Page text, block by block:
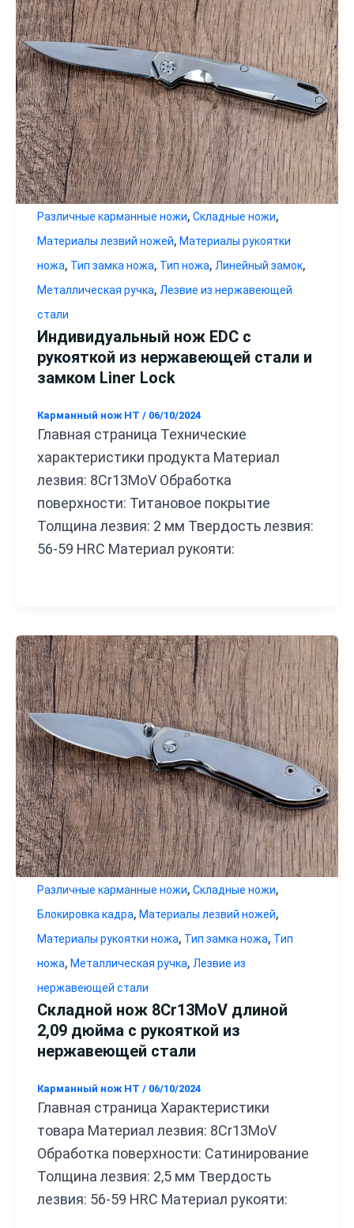
Различные карманные ножи, Складные ножи,
Материалы лезвий ножей, Материалы рукоятки
ножа, Тип замка ножа, Тип ножа, Линейный замок,
Металлическая ручка, Лезвие из нержавеющей
стали
Индивидуальный нож EDC с
рукояткой из нержавеющей стали и
замком Liner Lock
Карманный нож HT / 06/10/2024
Главная страница Технические
характеристики продукта Материал
лезвия: 8Cr13MoV Обработка
поверхности: Титановое покрытие
Толщина лезвия: 2 мм Твердость лезвия:
56-59 HRC Материал рукояти:
Различные карманные ножи, Складные ножи,
Блокировка кадра, Материалы лезвий ножей,
Материалы рукоятки ножа, Тип замка ножа, Тип
ножа, Металлическая ручка, Лезвие из
нержавеющей стали
Складной нож 8Cr13MoV длиной
2,09 дюйма с рукояткой из
нержавеющей стали
Карманный нож HT / 06/10/2024
Главная страница Характеристики
товара Материал лезвия: 8Cr13MoV
Обработка поверхности: Сатинирование
Толщина лезвия: 2,5 мм Твердость
лезвия: 56-59 HRC Материал рукояти: